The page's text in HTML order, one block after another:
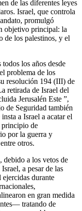
de las diferentes leyes
Israel, que controla
promulgó
objetivo principal: la
de los palestinos, y el
los años desde
problema de los
resolución 194 (III) de
retirada de Israel del
Jerusalén Este ”,
de Seguridad también
a Israel a acatar el
de
por la guerra y
otros.
debido a los vetos de
a pesar de las
durante
en gran medida
tratando de